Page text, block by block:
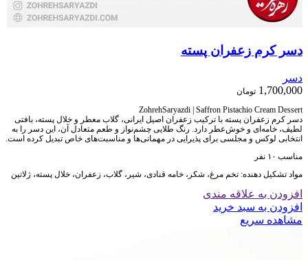
دسر کرم زعفران پسته
دسر
1,700,000 تومان
ZohrehSaryazdi | Saffron Pistachio Cream Dessert
دسر کرم زعفران پسته با ترکیب زعفران اصیل ایرانی، گلاب معطر و خلال پسته، بافتی
لطیف، خامه‌ای و خوش‌عطر دارد. رنگ طلایی چشم‌نواز و طعم متعادل آن، این دسر را به
انتخابی لوکس و مجلسی برای پذیرایی در مهمانی‌ها و مناسبت‌های خاص تبدیل کرده است.
مناسب ۱۰ نفر
مواد تشکیل دهنده: تخم مرغ، شکر، خامه قنادی، شیر، گلاب، زعفران، خلال پسته، ژلاتین
افزودن به علاقه مندی
افزودن به سبد خرید
مشاهده سریع